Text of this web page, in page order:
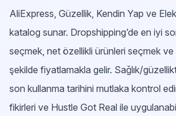
AliExpress, Güzellik, Kendin Yap ve
katalog sunar. Dropshipping’de en iyi
seçmek, net özellikli ürünleri seçmek ve
şekilde fiyatlamakla gelir. Sağlık/
son kullanma tarihini mutlaka kontrol
fikirleri ve Hustle Got Real ile